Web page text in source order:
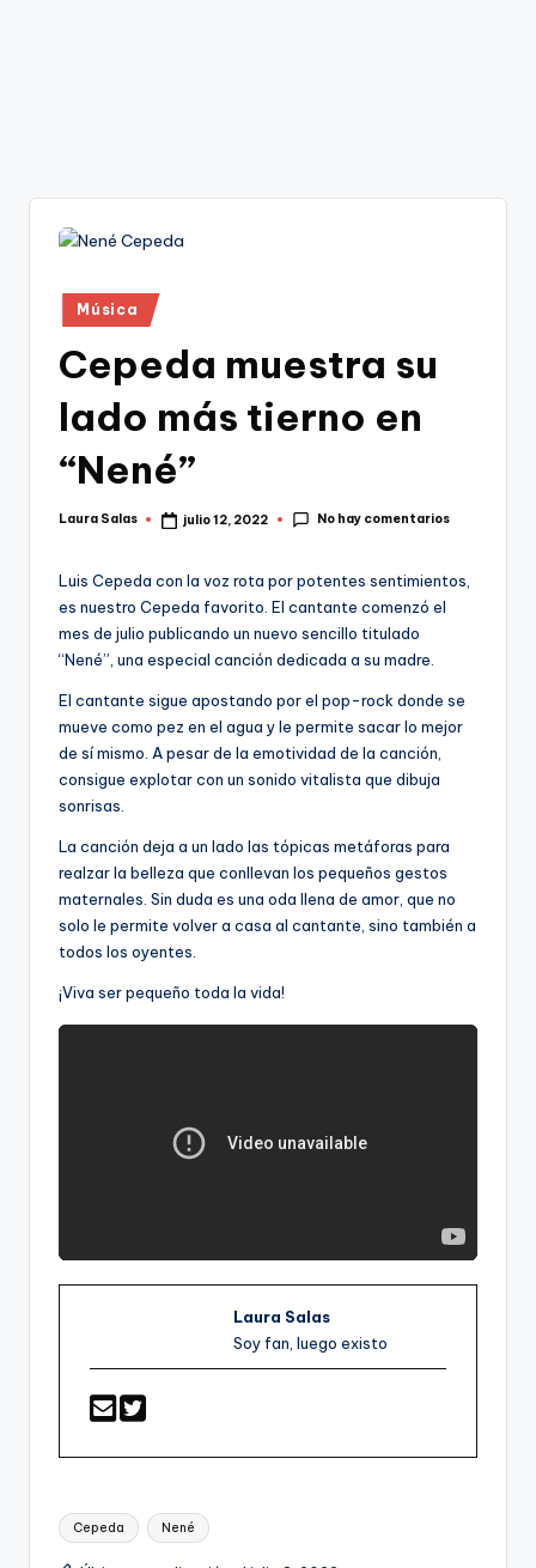
Publicado
en
Música
Cepeda muestra su
lado más tierno en
“Nené”
Publicado
Laura Salas julio 12, 2022 No hay comentarios
Luis Cepeda con la voz rota por potentes sentimientos,
es nuestro Cepeda favorito. El cantante comenzó el
mes de julio publicando un nuevo sencillo titulado
“Nené”, una especial canción dedicada a su madre.
El cantante sigue apostando por el pop-rock donde se
mueve como pez en el agua y le permite sacar lo mejor
de sí mismo. A pesar de la emotividad de la canción,
consigue explotar con un sonido vitalista que dibuja
sonrisas.
La canción deja a un lado las tópicas metáforas para
realzar la belleza que conllevan los pequeños gestos
maternales. Sin duda es una oda llena de amor, que no
solo le permite volver a casa al cantante, sino también a
todos los oyentes.
¡Viva ser pequeño toda la vida!
Laura Salas
Soy fan, luego existo
Etiquetas:
Cepeda Nené